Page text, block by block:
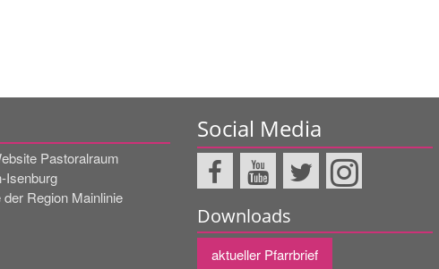
Pastoralraum
Isenburg
Region Mainlinie
Social Media
Downloads
aktueller Pfarrbrief